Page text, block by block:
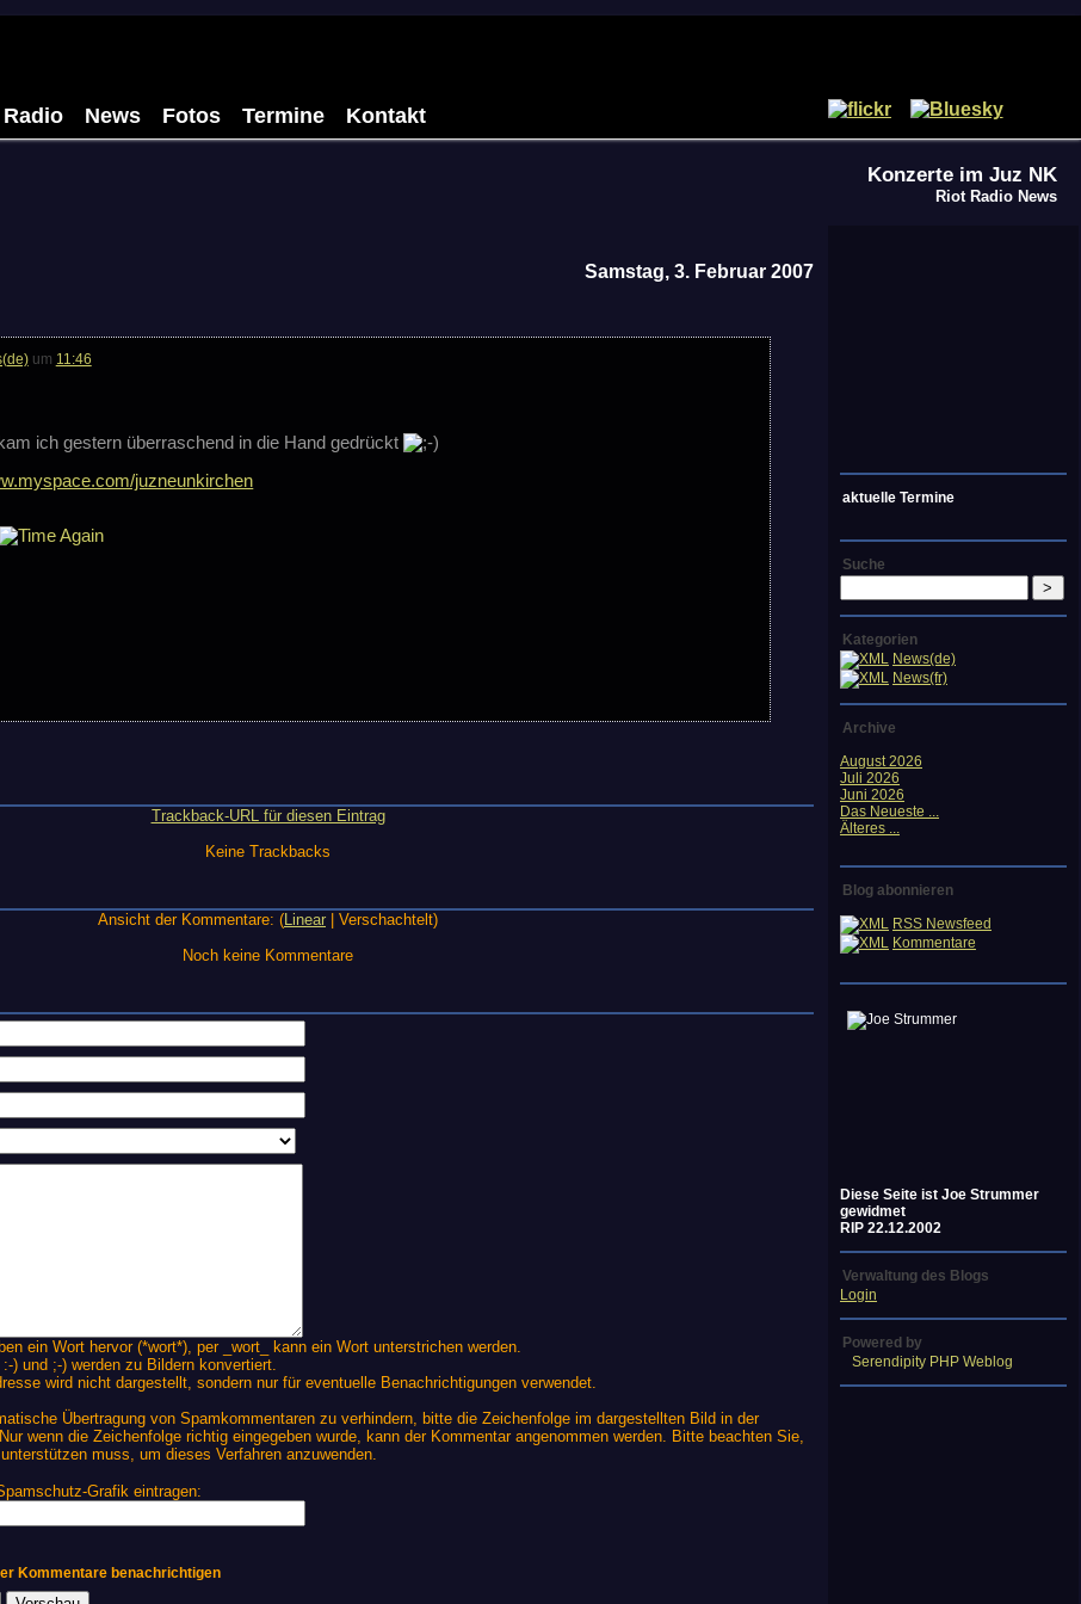
Radio News Fotos Termine Kontakt
Konzerte im Juz NK
Riot Radio News
Samstag, 3. Februar 2007
um 11:46
ich gestern überraschend in die Hand gedrückt
juzneunkirchen
Trackback-URL für diesen Eintrag
Keine Trackbacks
Ansicht der Kommentare: (Linear | Verschachtelt)
Noch keine Kommentare
ein Wort hervor (*wort*), per _wort_ kann ein Wort unterstrichen werden.
) und ;-) werden zu Bildern konvertiert.
wird nicht dargestellt, sondern nur für eventuelle Benachrichtigungen verwendet.
Übertragung von Spamkommentaren zu verhindern, bitte die Zeichenfolge im dargestellten Bild in der
wenn die Zeichenfolge richtig eingegeben wurde, kann der Kommentar angenommen werden. Bitte beachten Sie,
muss, um dieses Verfahren anzuwenden.
Grafik eintragen:
Kommentare benachrichtigen
aktuelle Termine
Suche
Kategorien
News(de)
News(fr)
Archive
August 2026
Juli 2026
Juni 2026
Das Neueste ...
Älteres ...
Blog abonnieren
RSS Newsfeed
Kommentare
Diese Seite ist Joe Strummer
gewidmet
RIP 22.12.2002
Verwaltung des Blogs
Login
Powered by
Serendipity PHP Weblog